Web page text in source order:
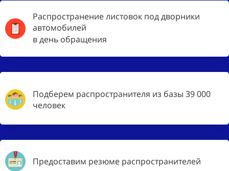
Распространение листовок под дворники
автомобилей
в день обращения
Подберем распространителя из базы 39 000
человек
Предоставим резюме распространителей